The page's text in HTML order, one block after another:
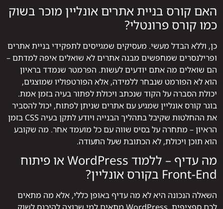
האם קורס בניית אתרים אונליין מוכר בשוק
כמו קורס פרונטלי?
כן, וללא הבדל מעשי. מעסיקים שמגייסים לתפקידי בניית אתרים
ופרילנסרים שמחפשים מבנה אתרים לא שואלים איפה למדתם –
הם שואלים מה אתם יודעים לעשות. הפרמטר שנמדד בראיון
הוא לא הפורמט שנבחר ללמידה, אלא הפורטפוליו שמוצגים,
יכולת הסברה על הקוד שנכתב ויכולת לפתור בעיה בזמן אמת.
בוגר קורס אונליין שמגיע עם אתרים שניתן לפתוח, יכול להסביר
את ההחלטות שקיבל בתהליך הבנייה ויודע לתקן בעיה CSS בזמן
הראיון – מתחרה על בסיס שווה עם כל מועמד אחר. מה שקובע
הוא תוכן ויכולת, לא הכתובת שעל התעודה.
מה עדיף – ללמוד WordPress או פיתוח
Front-End בקורס אונליין?
השאלה הנכונה היא לא מה עדיף באופן כללי, אלא מה מתאים